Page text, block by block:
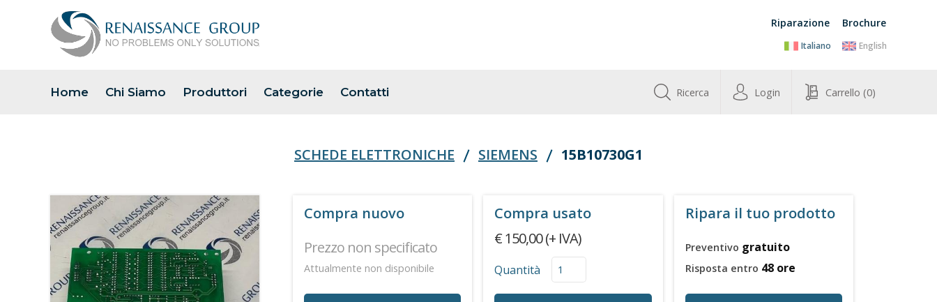
Riparazione Brochure
Italiano English
Home Chi Siamo Produttori Categorie Contatti Ricerca Login Carrello (0)
SCHEDE ELETTRONICHE SIEMENS 15B10730G1
Compra nuovo
Prezzo non specificato
Attualmente non disponibile
Compra usato
€ 150,00 (+ IVA)
Quantità
Ripara il tuo prodotto
Preventivo gratuito
Risposta entro 48 ore